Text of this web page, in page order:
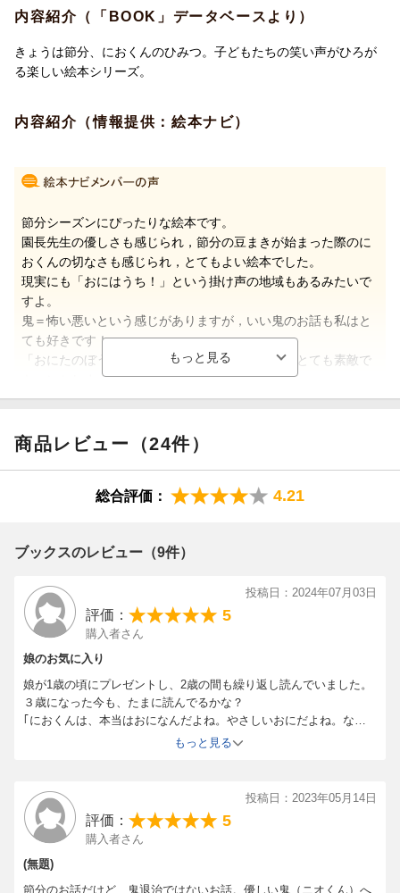
「いい、おにはーうちー！」
とぼけていながら、心づかいのある園長先生のはからいに、心あ
たたまる作品です。
どうして鬼は外なのかなど、行事についての知識にも自然にふれ
ることができます。
内容紹介（「BOOK」データベースより）
きょうは節分、におくんのひみつ。子どもたちの笑い声がひろが
る楽しい絵本シリーズ。
内容紹介（情報提供：絵本ナビ）
節分シーズンにぴったりな絵本です。
園長先生の優しさも感じられ，節分の豆まきが始まった際のに
おくんの切なさも感じられ，とてもよい絵本でした。
現実にも「おにはうち！」という掛け声の地域もあるみたいで
すよ。
鬼＝怖い悪いという感じがありますが，いい鬼のお話も私はと
ても好きです！
「おにたのぼうし」「ないたあかおに」なんかもとても素敵で
キュンとしますものね。
人間界にも鬼の世界にも，いい人も悪い人もいるという教訓に
子5歳）
【情報提供・絵本ナビ】
商品レビュー（24件）
総合評価： 4.21
ブックスのレビュー（9件）
投稿日：2024年07月03日
評価： 5
購入者さん
娘のお気に入り
娘が1歳の頃にプレゼントし、2歳の間も繰り返し読んでいました。
３歳になった今も、たまに読んでるかな？
｢におくんは、本当はおになんだよね。やさしいおにだよね。なん
で？｣などと言いながら、楽しんでいます。
もっと見る
投稿日：2023年05月14日
評価： 5
購入者さん
(無題)
節分のお話だけど、鬼退治ではないお話。優しい鬼（ニオくん）へ